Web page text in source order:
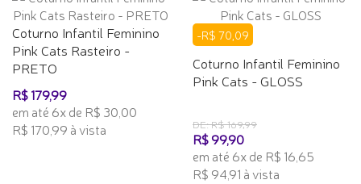
Coturno Infantil Feminino
Pink Cats Rasteiro -
PRETO
R$ 179,99
em até 6x de R$ 30,00
R$ 170,99 à vista
-R$ 70,09
Coturno Infantil Feminino
Pink Cats - GLOSS
DE: R$ 169,99
R$ 99,90
em até 6x de R$ 16,65
R$ 94,91 à vista